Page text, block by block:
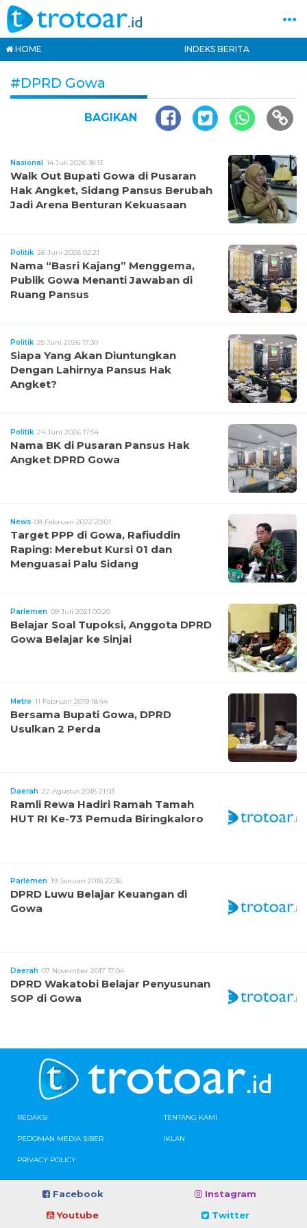
HOME INDEKS BERITA
#DPRD Gowa
BAGIKAN
Nasional 14 Juli 2026 18:13
Walk Out Bupati Gowa di Pusaran
Hak Angket, Sidang Pansus Berubah
Jadi Arena Benturan Kekuasaan
Politik 26 Juni 2026 02:21
Nama “Basri Kajang” Menggema,
Publik Gowa Menanti Jawaban di
Ruang Pansus
Politik 25 Juni 2026 17:30
Siapa Yang Akan Diuntungkan
Dengan Lahirnya Pansus Hak
Angket?
Politik 24 Juni 2026 17:54
Nama BK di Pusaran Pansus Hak
Angket DPRD Gowa
News 08 Februari 2022 20:01
Target PPP di Gowa, Rafiuddin
Raping: Merebut Kursi 01 dan
Menguasai Palu Sidang
Parlemen 09 Juli 2021 00:20
Belajar Soal Tupoksi, Anggota DPRD
Gowa Belajar ke Sinjai
Metro 11 Februari 2019 18:44
Bersama Bupati Gowa, DPRD
Usulkan 2 Perda
Daerah 22 Agustus 2018 21:03
Ramli Rewa Hadiri Ramah Tamah
HUT RI Ke-73 Pemuda Biringkaloro
Parlemen 19 Januari 2018 22:36
DPRD Luwu Belajar Keuangan di
Gowa
Daerah 07 November 2017 17:04
DPRD Wakatobi Belajar Penyusunan
SOP di Gowa
REDAKSI TENTANG KAMI
PEDOMAN MEDIA SIBER IKLAN
PRIVACY POLICY
Facebook
Instagram
Youtube
Twitter